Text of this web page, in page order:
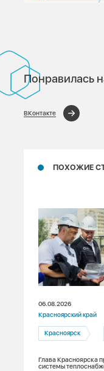
Понравилась
ВКонтакте
ПОХОЖИЕ
06.08.2026
Красноярский край
Красноярск
Глава Красноярска
системы